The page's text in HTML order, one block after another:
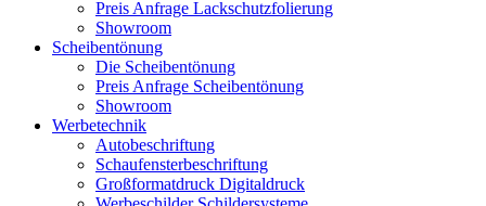
Preis Anfrage Lackschutzfolierung
Showroom
Scheibentönung
Die Scheibentönung
Preis Anfrage Scheibentönung
Showroom
Werbetechnik
Autobeschriftung
Schaufensterbeschriftung
Großformatdruck Digitaldruck